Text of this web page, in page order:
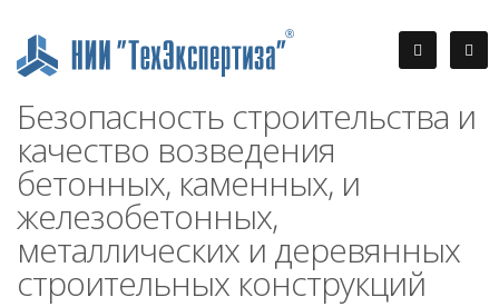
Безопасность строительства и
качество возведения
бетонных, каменных, и
железобетонных,
металлических и деревянных
строительных конструкций